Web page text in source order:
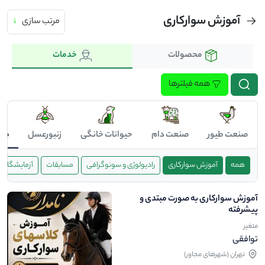
آموزش سوارکاری مرتب سازی ↓
محصولات خدمات
همه فیلترها
صنعت طیور صنعت دام حیوانات خانگی زنبورعسل
همه آموزش سوارکاری رادیولوژی و سونوگرافی مسابقات آزمایشگاه
آموزش سوارکاری به صورت مبتدی و
پیشرفته
متغیر
توافقی
تهران (شهرهای مجاور)